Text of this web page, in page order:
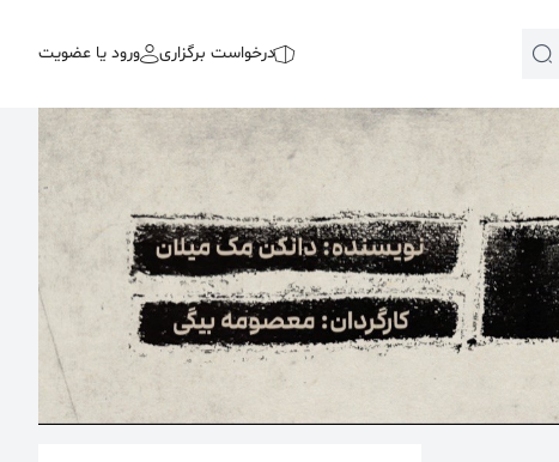
درخواست برگزاری ورود یا عضویت